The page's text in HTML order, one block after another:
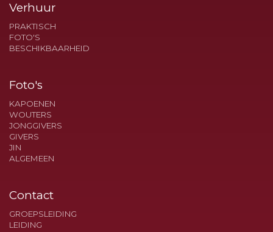
Verhuur
PRAKTISCH
FOTO'S
BESCHIKBAARHEID
Foto's
KAPOENEN
WOUTERS
JONGGIVERS
GIVERS
JIN
ALGEMEEN
Contact
GROEPSLEIDING
LEIDING